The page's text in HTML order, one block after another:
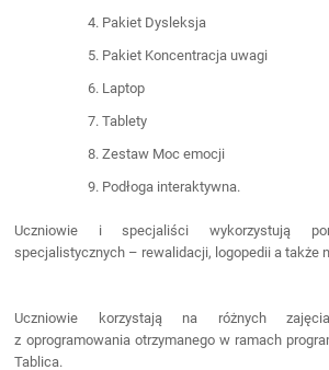
Pakiet Dysleksja
Pakiet Koncentracja uwagi
Laptop
Tablety
Zestaw Moc emocji
Podłoga interaktywna.
Uczniowie i specjaliści wykorzystują
specjalistycznych – rewalidacji, logopedii a także
Uczniowie korzystają na różnych
z oprogramowania otrzymanego w ramach
Tablica.